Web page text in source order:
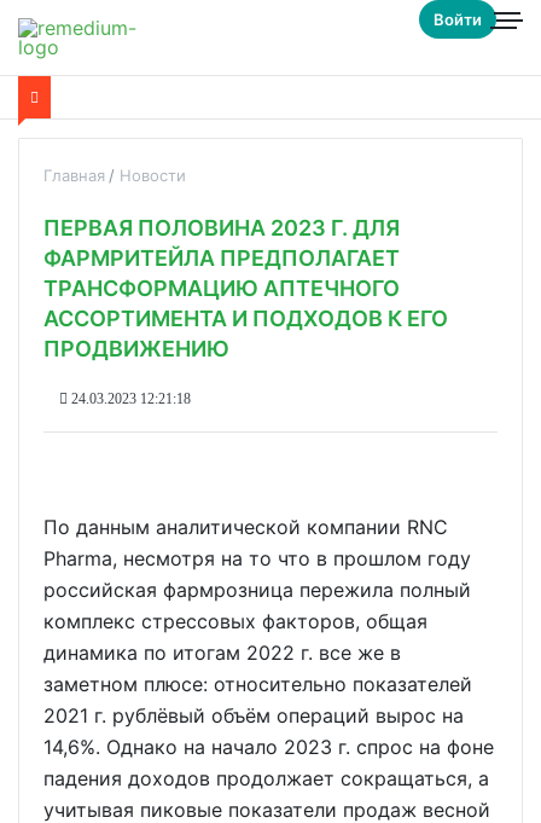
Войти
Главная Новости
ПЕРВАЯ ПОЛОВИНА 2023 Г. ДЛЯ
ФАРМРИТЕЙЛА ПРЕДПОЛАГАЕТ
ТРАНСФОРМАЦИЮ АПТЕЧНОГО
АССОРТИМЕНТА И ПОДХОДОВ К ЕГО
ПРОДВИЖЕНИЮ
24.03.2023 12:21:18
По данным аналитической компании RNC
Pharma, несмотря на то что в прошлом году
российская фармрозница пережила полный
комплекс стрессовых факторов, общая
динамика по итогам 2022 г. все же в
заметном плюсе: относительно показателей
2021 г. рублёвый объём операций вырос на
14,6%. Однако на начало 2023 г. спрос на фоне
падения доходов продолжает сокращаться, а
учитывая пиковые показатели продаж весной